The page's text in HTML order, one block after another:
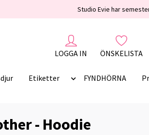
Studio Evie har
LOGGA IN ÖNSKELISTA
Etiketter FYNDHÖRNA
- Hoodie